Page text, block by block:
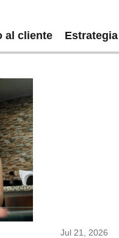
al cliente
Jul 21, 2026